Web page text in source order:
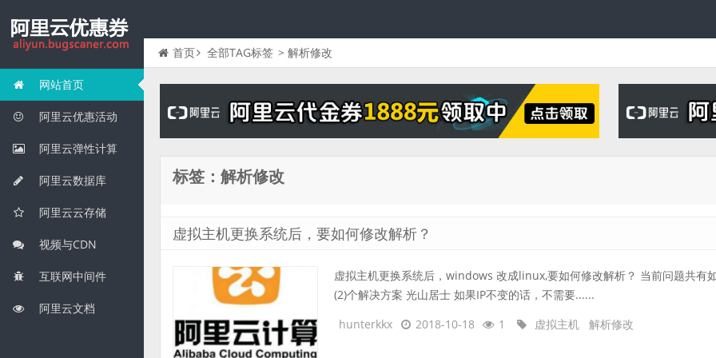
网站首页
阿里云优惠活动
阿里云弹性计算
阿里云数据库
阿里云云存储
视频与CDN
互联网中间件
阿里云文档
首页 全部TAG标签 > 解析修改
标签：解析修改
虚拟主机更换系统后，要如何修改解析？
虚拟主机更换系统后，windows 改成linux,要如何修改解析？ 当前问题共有
(2)个解决方案 光山居士 如果IP不变的话，不需要......
hunterkkx
2018-10-18 1 虚拟主机 解析修改